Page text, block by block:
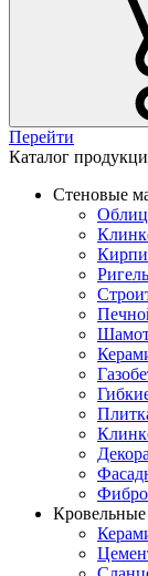
Перейти
Каталог
Стеновые